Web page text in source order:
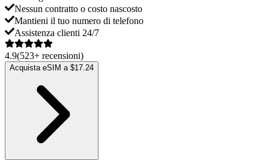
Nessun contratto o costo nascosto
Mantieni il tuo numero di telefono
Assistenza clienti 24/7
4.9(523+ recensioni)
Acquista eSIM a $17.24